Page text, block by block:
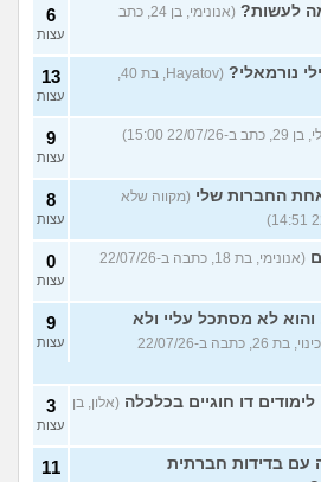
מה לעשות?
(אנונימי, בן 24, כתב
6
עצות
נורמאלי? 13
עצות
ב-22/07/26 15:00) 9
עצות
החברות שלי (מקווה שלא
8
עצות
(אנונימי, בת 18, כתבה ב-22/07/26
0
עצות
והוא לא מסתכל עליי ולא
(כינוי, בת 26, כתבה ב-22/07/26
9
עצות
דו חוגיים בכלכלה (אלון, בן
3
עצות
עם בדידות חברתית
11